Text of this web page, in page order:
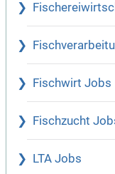
Fischwirt Jobs
Fischzucht
LTA Jobs